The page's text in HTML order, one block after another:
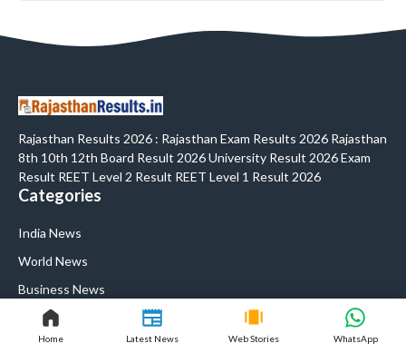
Rajasthan Results 2026 : Rajasthan Exam Results 2026 Rajasthan
8th 10th 12th Board Result 2026 University Result 2026 Exam
Result REET Level 2 Result REET Level 1 Result 2026
Categories
India News
World News
Business News
Sports News
Quakes Links
Home Latest News Web Stories WhatsApp